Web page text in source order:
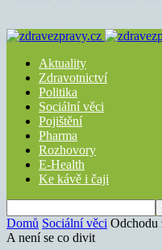
Aktuality
Zdravotnictví
Politika
Sociální věci
Pojištění
Pharma
Rozhovory
E-Health
Ke kávě i čaji
Domů Sociální věci Odchodu
A není se co divit